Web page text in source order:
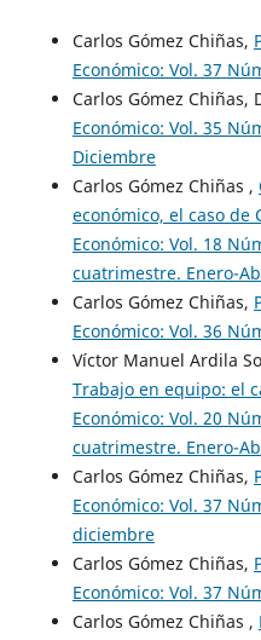
Carlos Gómez Chiñas,
Económico: Vol. 37
Carlos Gómez Chiñas,
Económico: Vol. 35
Diciembre
Carlos Gómez Chiñas ,
económico, el caso de
Económico: Vol. 18
cuatrimestre. Enero-
Carlos Gómez Chiñas,
Económico: Vol. 36
Víctor Manuel Ardila
Trabajo en equipo: el
Económico: Vol. 20
cuatrimestre. Enero-
Carlos Gómez Chiñas,
Económico: Vol. 37
diciembre
Carlos Gómez Chiñas,
Económico: Vol. 37
Carlos Gómez Chiñas ,